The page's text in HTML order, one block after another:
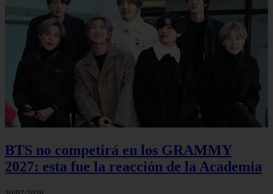
BTS no competirá en los GRAMMY
2027: esta fue la reacción de la Academia